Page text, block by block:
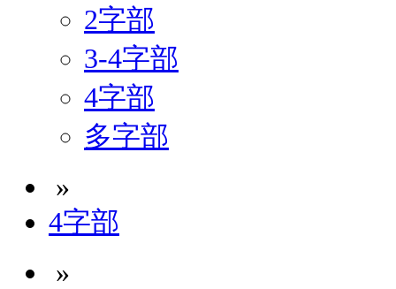
2字部
3-4字部
4字部
多字部
»
4字部
»